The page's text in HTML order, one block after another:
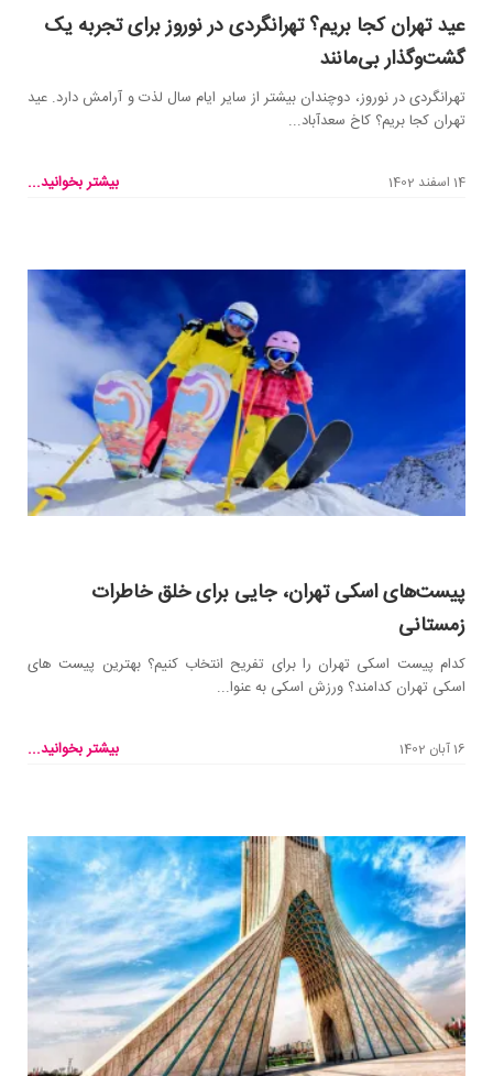
عید تهران کجا بریم؟ تهرانگردی در نوروز برای تجربه یک
گشت‌وگذار بی‌مانند
تهرانگردی در نوروز، دوچندان بیشتر از سایر ایام سال لذت و آرامش دارد. عید
تهران کجا بریم؟ کاخ سعدآباد...
14 اسفند 1402 بیشتر بخوانید...
پیست‌های اسکی تهران، جایی برای خلق خاطرات
زمستانی
کدام پیست اسکی تهران را برای تفریح انتخاب کنیم؟ بهترین پیست های
اسکی تهران کدامند؟ ورزش اسکی به عنوا...
16 آبان 1402 بیشتر بخوانید...